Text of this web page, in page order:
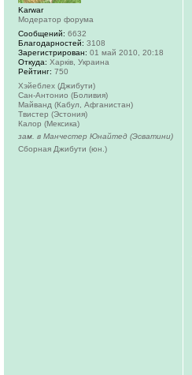
Karwar
Модератор форума
Сообщений: 6632
Благодарностей: 3108
Зарегистрирован: 01 май 2010, 20:18
Откуда: Харків, Украина
Рейтинг: 750
Хэйеблех (Джибути)
Сан-Антонио (Боливия)
Майванд (Кабул, Афганистан)
Твистер (Эстония)
Калор (Мексика)
зам. в Манчестер Юнайтед (Эсватини)
Сборная Джибути (юн.)